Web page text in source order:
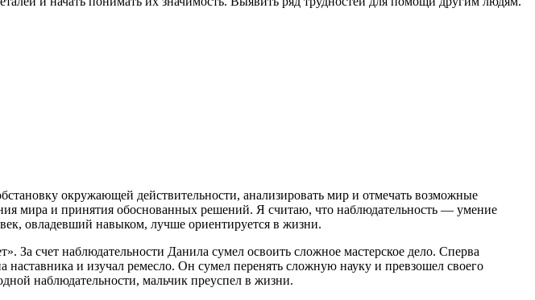
окружающей действительности, анализировать мир и отмечать возможные
мира и принятия обоснованных решений. Я считаю, что наблюдательность — умение
овладевший навыком, лучше ориентируется в жизни.
счет наблюдательности Данила сумел освоить сложное мастерское дело. Сперва
и изучал ремесло. Он сумел перенять сложную науку и превзошел своего
наблюдательности, мальчик преуспел в жизни.